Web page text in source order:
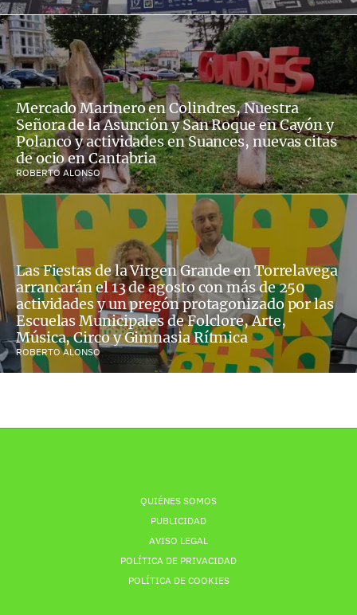
Mercado Marinero en Colindres, Nuestra
Señora de la Asunción y San Roque en Cayón y
Polanco y actividades en Suances, nuevas citas
de ocio en Cantabria
ROBERTO ALONSO
Las Fiestas de la Virgen Grande en Torrelavega
arrancarán el 13 de agosto con más de 250
actividades y un pregón protagonizado por las
Escuelas Municipales de Folclore, Arte,
Música, Circo y Gimnasia Rítmica
ROBERTO ALONSO
QUIÉNES SOMOS
PUBLICIDAD
AVISO LEGAL
POLÍTICA DE PRIVACIDAD
POLÍTICA DE COOKIES